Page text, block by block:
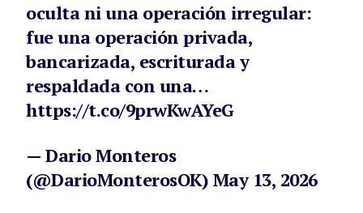
oculta ni una operación irregular:
fue una operación privada,
bancarizada, escriturada y
respaldada con una…
https://t.co/9prwKwAYeG
— Dario Monteros
(@DarioMonterosOK) May 13, 2026